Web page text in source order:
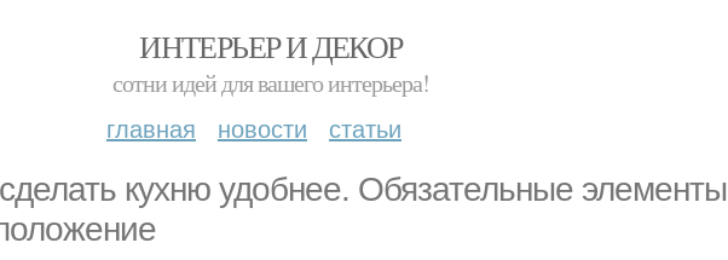
ИНТЕРЬЕР И ДЕКОР
сотни идей для вашего интерьера!
главная новости статьи
кухню удобнее. Обязательные